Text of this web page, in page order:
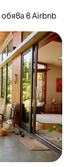
в Airbnb